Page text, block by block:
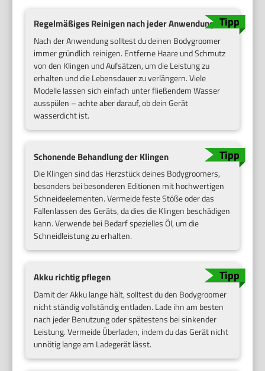
Regelmäßiges Reinigen nach jeder Anwendung
Nach der Anwendung solltest du deinen Bodygroomer
immer gründlich reinigen. Entferne Haare und Schmutz
von den Klingen und Aufsätzen, um die Leistung zu
erhalten und die Lebensdauer zu verlängern. Viele
Modelle lassen sich einfach unter fließendem Wasser
ausspülen – achte aber darauf, ob dein Gerät
wasserdicht ist.
Schonende Behandlung der Klingen
Die Klingen sind das Herzstück deines Bodygroomers,
besonders bei besonderen Editionen mit hochwertigen
Schneideelementen. Vermeide feste Stöße oder das
Fallenlassen des Geräts, da dies die Klingen beschädigen
kann. Verwende bei Bedarf spezielles Öl, um die
Schneidleistung zu erhalten.
Akku richtig pflegen
Damit der Akku lange hält, solltest du den Bodygroomer
nicht ständig vollständig entladen. Lade ihn am besten
nach jeder Benutzung oder spätestens bei sinkender
Leistung. Vermeide Überladen, indem du das Gerät nicht
unnötig lange am Ladegerät lässt.